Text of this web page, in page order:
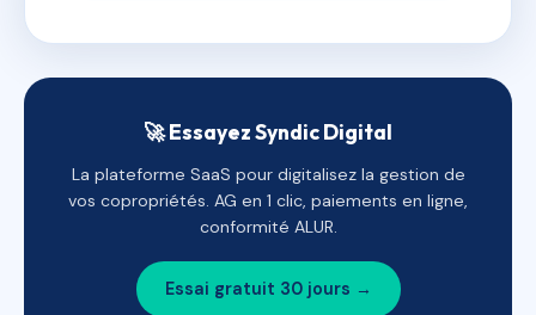
🚀 Essayez Syndic Digital
La plateforme SaaS pour digitalisez la gestion de
vos copropriétés. AG en 1 clic, paiements en ligne,
conformité ALUR.
Essai gratuit 30 jours →